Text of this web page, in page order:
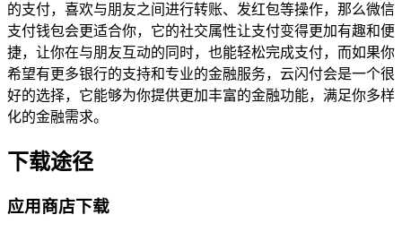
的支付，喜欢与朋友之间进行转账、发红包等操作，那么微信
支付钱包会更适合你，它的社交属性让支付变得更加有趣和便
捷，让你在与朋友互动的同时，也能轻松完成支付，而如果你
希望有更多银行的支持和专业的金融服务，云闪付会是一个很
好的选择，它能够为你提供更加丰富的金融功能，满足你多样
化的金融需求。
下载途径
应用商店下载